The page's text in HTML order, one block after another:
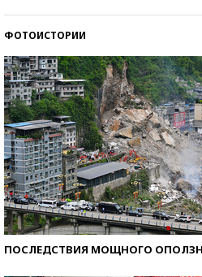
ФОТОИСТОРИИ
ПОСЛЕДСТВИЯ МОЩНОГО